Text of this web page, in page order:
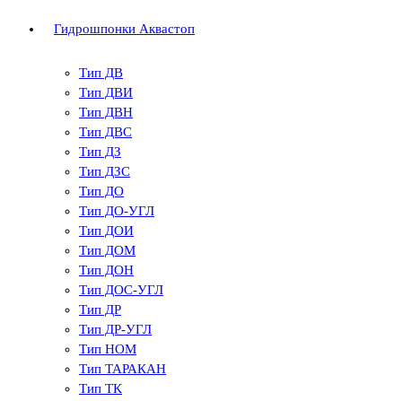
Гидрошпонки Аквастоп
Тип ДВ
Тип ДВИ
Тип ДВН
Тип ДВС
Тип ДЗ
Тип ДЗС
Тип ДО
Тип ДО-УГЛ
Тип ДОИ
Тип ДОМ
Тип ДОН
Тип ДОС-УГЛ
Тип ДР
Тип ДР-УГЛ
Тип НОМ
Тип ТАРАКАН
Тип ТК